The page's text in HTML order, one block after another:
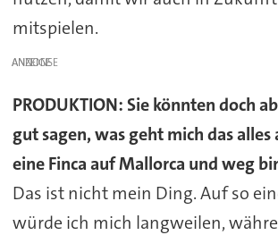
mitspielen.
ANZEIGE
PRODUKTION: Sie könnten doch
gut sagen, was geht mich das alles
eine Finca auf Mallorca und weg
Das ist nicht mein Ding. Auf so
würde ich mich langweilen,